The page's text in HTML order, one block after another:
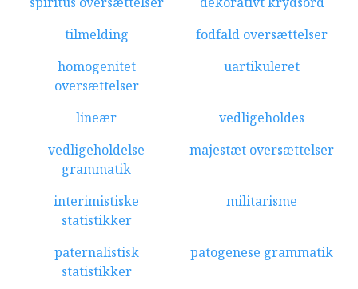
tilmelding
fodfald oversættelser
homogenitet
oversættelser
uartikuleret
lineær
vedligeholdes
vedligeholdelse
grammatik
majestæt oversættelser
interimistiske
statistikker
militarisme
paternalistisk
statistikker
patogenese grammatik